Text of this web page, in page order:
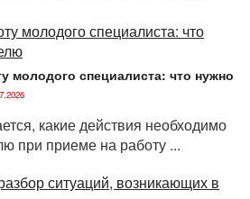
молодого специалиста: что нужно
какие действия необходимо
при приеме на работу ...